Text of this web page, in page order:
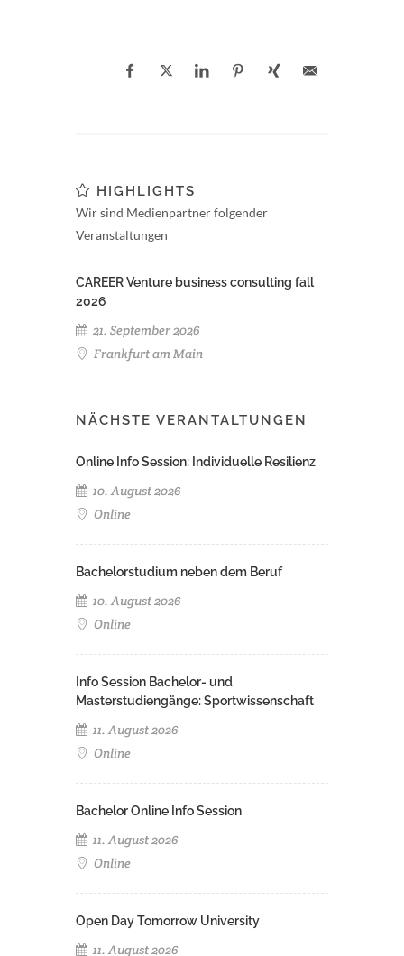
HIGHLIGHTS
Wir sind Medienpartner folgender
Veranstaltungen
CAREER Venture business consulting fall
2026
21. September 2026
Frankfurt am Main
NÄCHSTE VERANTALTUNGEN
Online Info Session: Individuelle Resilienz
10. August 2026
Online
Bachelorstudium neben dem Beruf
10. August 2026
Online
Info Session Bachelor- und
Masterstudiengänge: Sportwissenschaft
11. August 2026
Online
Bachelor Online Info Session
11. August 2026
Online
Open Day Tomorrow University
11. August 2026